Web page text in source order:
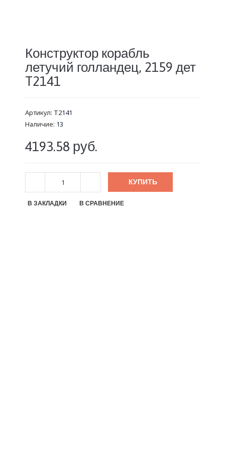
Конструктор корабль
летучий голландец, 2159 дет
T2141
Артикул: T2141
Наличие: 13
4193.58 руб.
КУПИТЬ
В ЗАКЛАДКИ В СРАВНЕНИЕ